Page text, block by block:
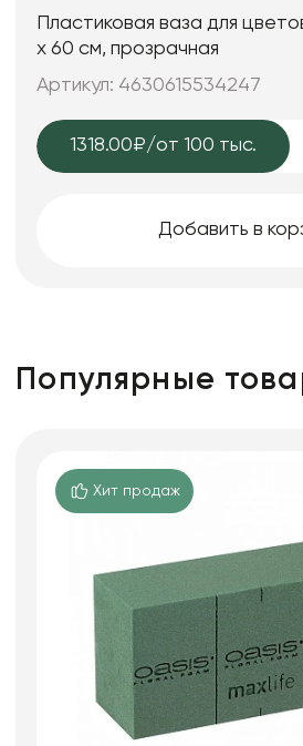
Пластиковая ваза для
х 60 см, прозрачная
Артикул: 4630615534247
1318.00₽/от 100 тыс.
Добавить в
Популярные
Хит продаж